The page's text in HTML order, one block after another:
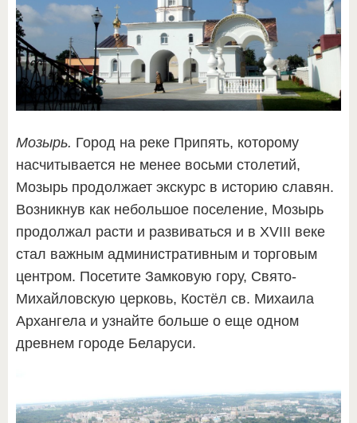
Мозырь. Город на реке Припять, которому
насчитывается не менее восьми столетий,
Мозырь продолжает экскурс в историю славян.
Возникнув как небольшое поселение, Мозырь
продолжал расти и развиваться и в XVIII веке
стал важным административным и торговым
центром. Посетите Замковую гору, Свято-
Михайловскую церковь, Костёл св. Михаила
Архангела и узнайте больше о еще одном
древнем городе Беларуси.